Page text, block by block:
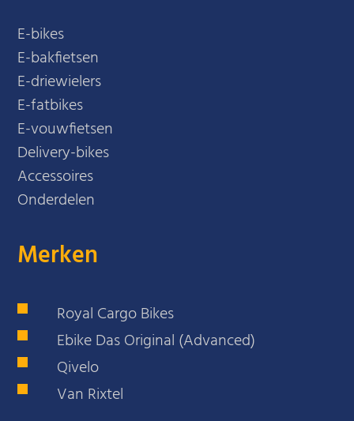
E-bikes
E-bakfietsen
E-driewielers
E-fatbikes
E-vouwfietsen
Delivery-bikes
Accessoires
Onderdelen
Merken
Royal Cargo Bikes
Ebike Das Original (Advanced)
Qivelo
Van Rixtel